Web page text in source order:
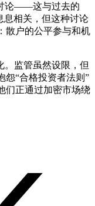
论——这与过去的
息相关，但这种讨论
散户的公平参与和机
。监管虽然设限，但
怨“合格投资者法则”
们正通过加密市场绕